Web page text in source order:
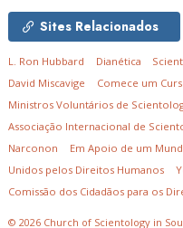
Sites Relacionados
L. Ron Hubbard Dianética
David Miscavige
Comece um
Ministros Voluntários de
Associação Internacional de
Narconon
Em Apoio de um
Unidos pelos Direitos Humanos
Comissão dos Cidadãos para os
© 2026 Church of Scientology in